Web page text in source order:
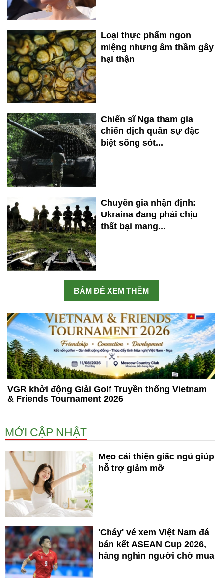
Loại thực phẩm ngon
miệng nhưng âm thầm gây
hại thận
Chiến sĩ Nga tham gia
chiến dịch quân sự đặc
biệt sống sót...
Chuyên gia nhận định:
Ukraina đang phải chịu
thất bại mang...
BẤM ĐỂ XEM THÊM
VGR khởi động Giải Golf Truyền thống Vietnam
& Friends Tournament 2026
MỚI CẬP NHẬT
Mẹo cải thiện giấc ngủ giúp
hỗ trợ giảm mỡ
'Cháy' vé xem Việt Nam đá
bán kết ASEAN Cup 2026,
hàng nghìn người chờ mua